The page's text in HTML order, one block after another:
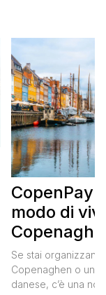
CopenPay:
modo di
meglio e
meno
Se stai
Copenaghen o un
danese, c’è una